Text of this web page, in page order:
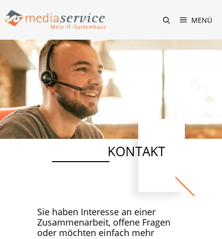
Inhalt
MENÜ
KONTAKT
Sie haben Interesse an einer
Zusammenarbeit, offene Fragen
oder möchten einfach mehr